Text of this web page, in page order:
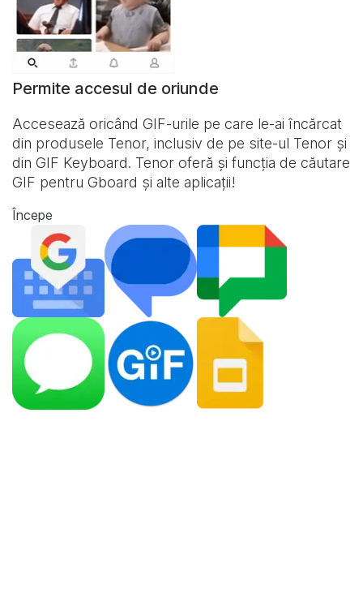
Permite accesul de oriunde
Accesează oricând GIF-urile pe care le-ai încărcat
din produsele Tenor, inclusiv de pe site-ul Tenor și
din GIF Keyboard. Tenor oferă și funcția de căutare
GIF pentru Gboard și alte aplicații!
Începe